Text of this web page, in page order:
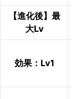
【進化後】最
大Lv
効果：Lv1